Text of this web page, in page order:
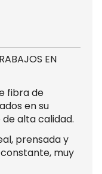
EN
fibra de
en su
alta calidad.
prensada y
muy